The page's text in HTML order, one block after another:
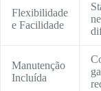
Flexibilidade
e Facilidade
Manutenção
Incluída